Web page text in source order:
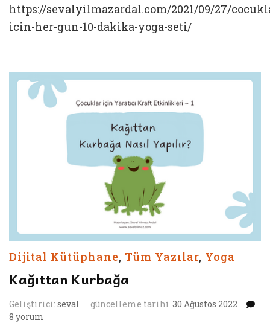
https://sevalyilmazardal.com/2021/09/27/
icin-her-gun-10-dakika-yoga-seti/
Dijital Kütüphane, Tüm Yazılar, Yoga
Kağıttan Kurbağa
Geliştirici: seval güncelleme tarihi 30 Ağustos 2022
8 yorum